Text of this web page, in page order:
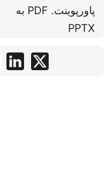
پاورپوینت. PDF به
PPTX